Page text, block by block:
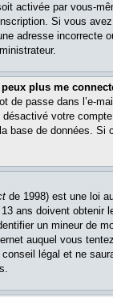
activée par vous-
Si vous
adresse incorrecte
plus me
de passe dans l’e-
votre
base de données.
de 1998) est une loi
ans doivent obtenir
un mineur de
auquel vous
légal et ne